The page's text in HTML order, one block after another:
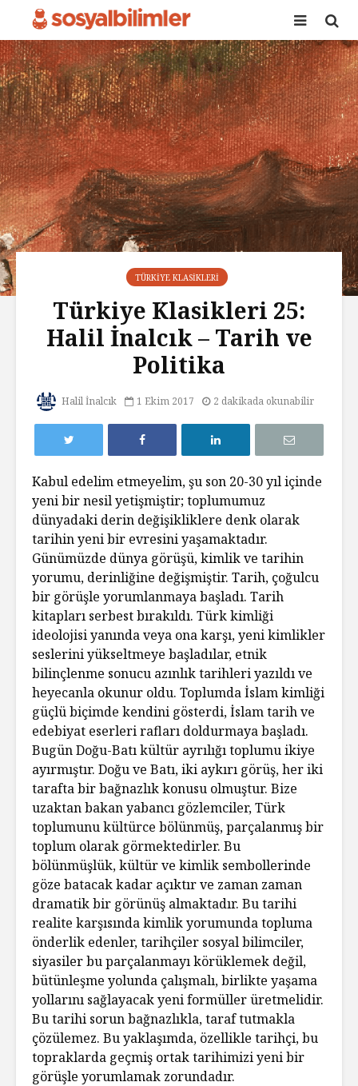
TÜRKIYE KLASIKLERI
Türkiye Klasikleri 25:
Halil İnalcık – Tarih ve
Politika
Halil İnalcık 1 Ekim 2017 2 dakikada okunabilir
Kabul edelim etmeyelim, şu son 20-30 yıl içinde
yeni bir nesil yetişmiştir; toplumumuz
dünyadaki derin değişikliklere denk olarak
tarihin yeni bir evresini yaşamaktadır.
Günümüzde dünya görüşü, kimlik ve tarihin
yorumu, derinliğine değişmiştir. Tarih, çoğulcu
bir görüşle yorumlanmaya başladı. Tarih
kitapları serbest bırakıldı. Türk kimliği
ideolojisi yanında veya ona karşı, yeni kimlikler
seslerini yükseltmeye başladılar, etnik
bilinçlenme sonucu azınlık tarihleri yazıldı ve
heyecanla okunur oldu. Toplumda İslam kimliği
güçlü biçimde kendini gösterdi, İslam tarih ve
edebiyat eserleri rafları doldurmaya başladı.
Bugün Doğu-Batı kültür ayrılığı toplumu ikiye
ayırmıştır. Doğu ve Batı, iki aykırı görüş, her iki
tarafta bir bağnazlık konusu olmuştur. Bize
uzaktan bakan yabancı gözlemciler, Türk
toplumunu kültürce bölünmüş, parçalanmış bir
toplum olarak görmektedirler. Bu
bölünmüşlük, kültür ve kimlik sembollerinde
göze batacak kadar açıktır ve zaman zaman
dramatik bir görünüş almaktadır. Bu tarihi
realite karşısında kimlik yorumunda topluma
önderlik edenler, tarihçiler sosyal bilimciler,
siyasiler bu parçalanmayı körüklemek değil,
bütünleşme yolunda çalışmalı, birlikte yaşama
yollarını sağlayacak yeni formüller üretmelidir.
Bu tarihi sorun bağnazlıkla, taraf tutmakla
çözülemez. Bu yaklaşımda, özellikle tarihçi, bu
topraklarda geçmiş ortak tarihimizi yeni bir
görüşle yorumlamak zorundadır.